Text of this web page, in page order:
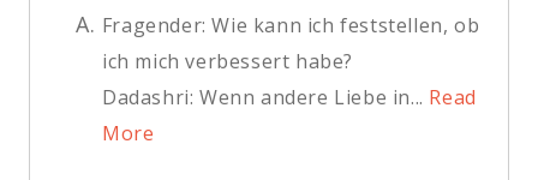
A. Fragender: Wie kann ich feststellen, ob
ich mich verbessert habe?
Dadashri: Wenn andere Liebe in... Read
More